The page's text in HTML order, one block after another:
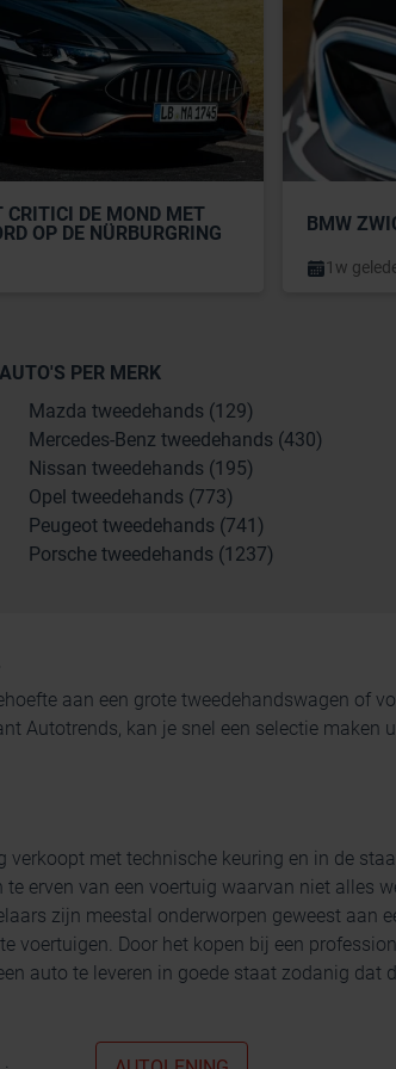
CRITICI DE MOND MET
OP DE NÜRBURGRING
BMW
1w
PER MERK
Mazda tweedehands (129)
Mercedes-Benz tweedehands (430)
Nissan tweedehands (195)
Opel tweedehands (773)
Peugeot tweedehands (741)
Porsche tweedehands (1237)
aan een grote tweedehandswagen of
Autotrends, kan je snel een selectie maken
verkoopt met technische keuring en in de
erven van een voertuig waarvan niet alles
zijn meestal onderworpen geweest aan
voertuigen. Door het kopen bij een
auto te leveren in goede staat zodanig dat